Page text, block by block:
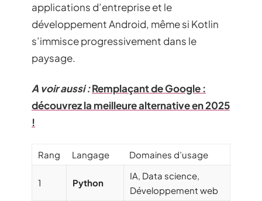
applications d’entreprise et le
développement Android, même si Kotlin
s’immisce progressivement dans le
paysage.
A voir aussi :Remplaçant de Google :
découvrez la meilleure alternative en 2025
!
Rang Langage Domaines d’usage
1 Python
IA, Data science,
Développement web